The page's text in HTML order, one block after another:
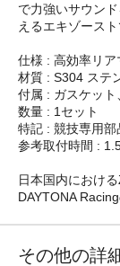
で力強いサウン
えるエキゾース
仕様 : 高効率リ
材質 : S304 ステ
付属 : ガスケット
数量 : 1セット
特記 : 競技専用部
参考取付時間 :
日本国内におけ
DAYTONA
その他の詳